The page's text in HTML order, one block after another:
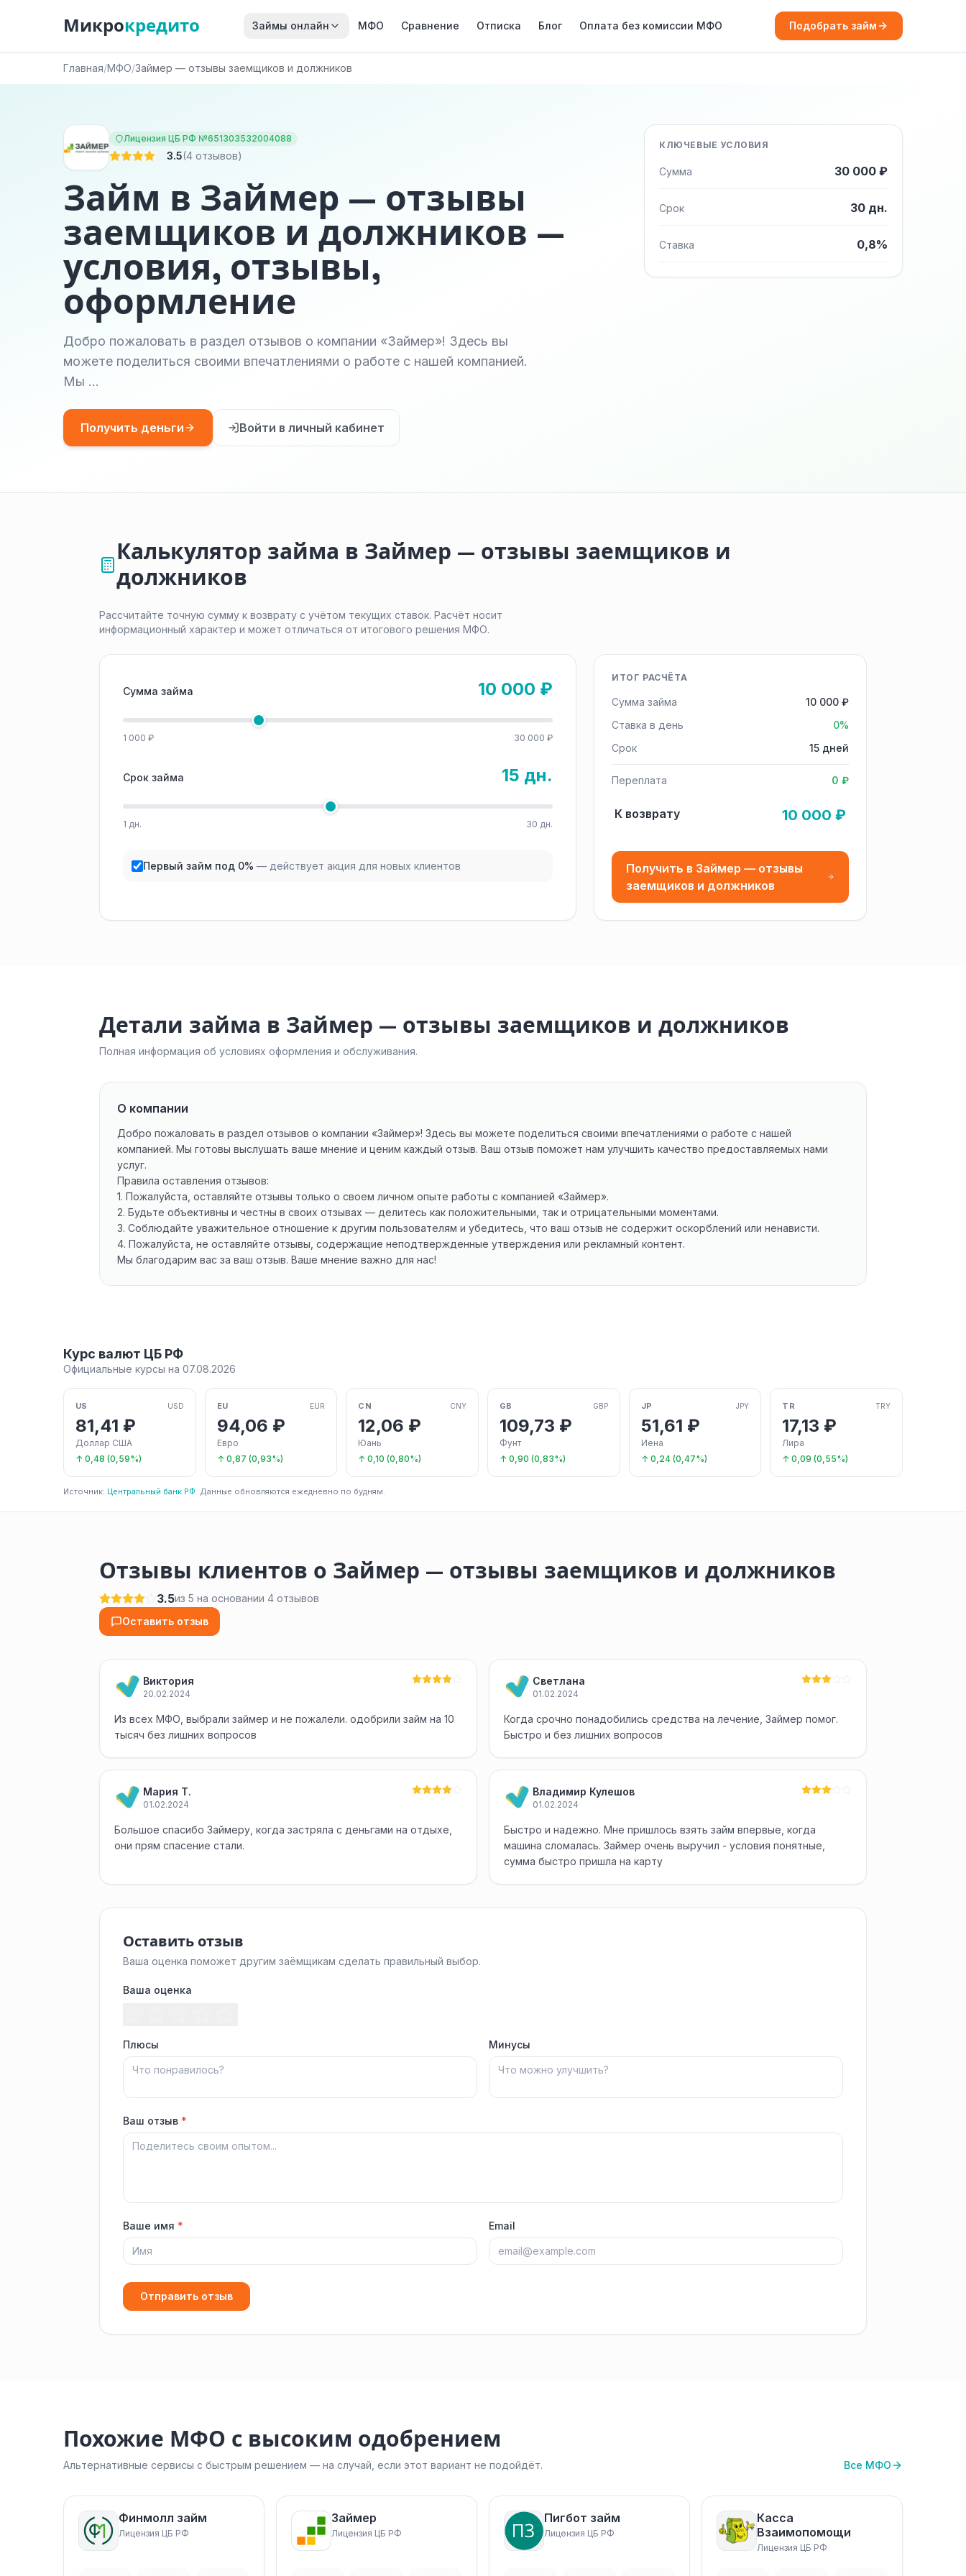
Микрокредито Займы онлайн МФО Сравнение Отписка Блог Оплата без комиссии МФО Подобрать займ
Главная/МФО/Займер — отзывы заемщиков и должников
Лицензия ЦБ РФ №651303532004088
3.5(4 отзывов)
Займ в Займер — отзывы
заемщиков и должников —
условия, отзывы,
оформление
Добро пожаловать в раздел отзывов о компании «Займер»! Здесь вы
можете поделиться своими впечатлениями о работе с нашей компанией.
Мы …
Получить деньги Войти в личный кабинет
КЛЮЧЕВЫЕ УСЛОВИЯ
Сумма 30 000 ₽
Срок 30 дн.
Ставка 0,8%
Калькулятор займа в Займер — отзывы заемщиков и
должников
Рассчитайте точную сумму к возврату с учётом текущих ставок. Расчёт носит
информационный характер и может отличаться от итогового решения МФО.
Сумма займа 10 000 ₽
1 000 ₽ 30 000 ₽
Срок займа 15 дн.
1 дн. 30 дн.
Первый займ под 0% — действует акция для новых клиентов
ИТОГ РАСЧЁТА
Сумма займа
10 000 ₽
Ставка в день
0%
Срок
15 дней
Переплата 0 ₽
К возврату 10 000 ₽
Получить в Займер — отзывы
заемщиков и должников
Детали займа в Займер — отзывы заемщиков и должников
Полная информация об условиях оформления и обслуживания.
О компании
Добро пожаловать в раздел отзывов о компании «Займер»! Здесь вы можете поделиться своими впечатлениями о работе с нашей
компанией. Мы готовы выслушать ваше мнение и ценим каждый отзыв. Ваш отзыв поможет нам улучшить качество предоставляемых нами
услуг.
Правила оставления отзывов:
1. Пожалуйста, оставляйте отзывы только о своем личном опыте работы с компанией «Займер».
2. Будьте объективны и честны в своих отзывах — делитесь как положительными, так и отрицательными моментами.
3. Соблюдайте уважительное отношение к другим пользователям и убедитесь, что ваш отзыв не содержит оскорблений или ненависти.
4. Пожалуйста, не оставляйте отзывы, содержащие неподтвержденные утверждения или рекламный контент.
Мы благодарим вас за ваш отзыв. Ваше мнение важно для нас!
Курс валют ЦБ РФ
Официальные курсы на 07.08.2026
US USD
81,41 ₽
Доллар США
↑ 0,48 (0,59%)
EU EUR
94,06 ₽
Евро
↑ 0,87 (0,93%)
CN CNY
12,06 ₽
Юань
↑ 0,10 (0,80%)
GB GBP
109,73 ₽
Фунт
↑ 0,90 (0,83%)
JP JPY
51,61 ₽
Иена
↑ 0,24 (0,47%)
TR TRY
17,13 ₽
Лира
↑ 0,09 (0,55%)
Источник: Центральный банк РФ. Данные обновляются ежедневно по будням.
Отзывы клиентов о Займер — отзывы заемщиков и должников
3.5из 5 на основании 4 отзывов
Оставить отзыв
Виктория
20.02.2024
Из всех МФО, выбрали займер и не пожалели. одобрили займ на 10
тысяч без лишних вопросов
Светлана
01.02.2024
Когда срочно понадобились средства на лечение, Займер помог.
Быстро и без лишних вопросов
Мария Т.
01.02.2024
Большое спасибо Займеру, когда застряла с деньгами на отдыхе,
они прям спасение стали.
Владимир Кулешов
01.02.2024
Быстро и надежно. Мне пришлось взять займ впервые, когда
машина сломалась. Займер очень выручил - условия понятные,
сумма быстро пришла на карту
Оставить отзыв
Ваша оценка поможет другим заёмщикам сделать правильный выбор.
Ваша оценка
Плюсы Минусы
Ваш отзыв *
Ваше имя * Email
Отправить отзыв
Похожие МФО с высоким одобрением
Альтернативные сервисы с быстрым решением — на случай, если этот вариант не подойдёт. Все МФО
Финмолл займ
Лицензия ЦБ РФ
Займер
Лицензия ЦБ РФ
Пигбот займ
Лицензия ЦБ РФ
Касса
Взаимопомощи
Лицензия ЦБ РФ